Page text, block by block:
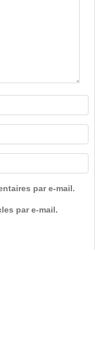
par e-mail.
par e-mail.